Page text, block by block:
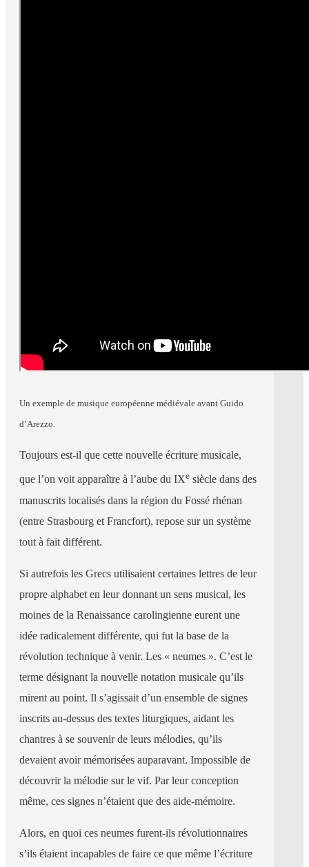
Un exemple de musique européenne médiévale avant Guido
d’Arezzo.
Toujours est-il que cette nouvelle écriture musicale,
que l’on voit apparaître à l’aube du IXe siècle dans des
manuscrits localisés dans la région du Fossé rhénan
(entre Strasbourg et Francfort), repose sur un système
tout à fait différent.
Si autrefois les Grecs utilisaient certaines lettres de leur
propre alphabet en leur donnant un sens musical, les
moines de la Renaissance carolingienne eurent une
idée radicalement différente, qui fut la base de la
révolution technique à venir. Les « neumes ». C’est le
terme désignant la nouvelle notation musicale qu’ils
mirent au point. Il s’agissait d’un ensemble de signes
inscrits au-dessus des textes liturgiques, aidant les
chantres à se souvenir de leurs mélodies, qu’ils
devaient avoir mémorisées auparavant. Impossible de
découvrir la mélodie sur le vif. Par leur conception
même, ces signes n’étaient que des aide-mémoire.
Alors, en quoi ces neumes furent-ils révolutionnaires
s’ils étaient incapables de faire ce que même l’écriture